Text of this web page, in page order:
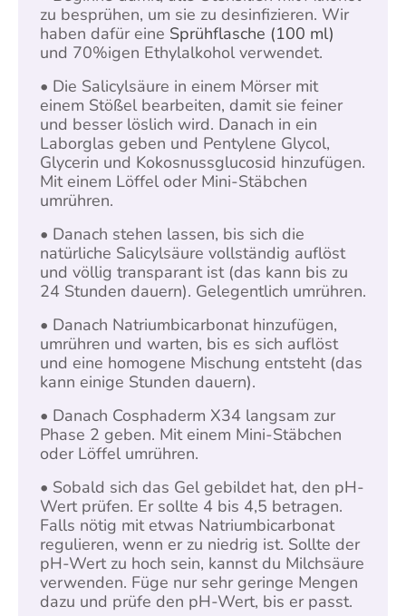
zu besprühen, um sie zu desinfizieren. Wir
haben dafür eine Sprühflasche (100 ml)
und 70%igen Ethylalkohol verwendet.
• Die Salicylsäure in einem Mörser mit
einem Stößel bearbeiten, damit sie feiner
und besser löslich wird. Danach in ein
Laborglas geben und Pentylene Glycol,
Glycerin und Kokosnussglucosid hinzufügen.
Mit einem Löffel oder Mini-Stäbchen
umrühren.
• Danach stehen lassen, bis sich die
natürliche Salicylsäure vollständig auflöst
und völlig transparant ist (das kann bis zu
24 Stunden dauern). Gelegentlich umrühren.
• Danach Natriumbicarbonat hinzufügen,
umrühren und warten, bis es sich auflöst
und eine homogene Mischung entsteht (das
kann einige Stunden dauern).
• Danach Cosphaderm X34 langsam zur
Phase 2 geben. Mit einem Mini-Stäbchen
oder Löffel umrühren.
• Sobald sich das Gel gebildet hat, den pH-
Wert prüfen. Er sollte 4 bis 4,5 betragen.
Falls nötig mit etwas Natriumbicarbonat
regulieren, wenn er zu niedrig ist. Sollte der
pH-Wert zu hoch sein, kannst du Milchsäure
verwenden. Füge nur sehr geringe Mengen
dazu und prüfe den pH-Wert, bis er passt.